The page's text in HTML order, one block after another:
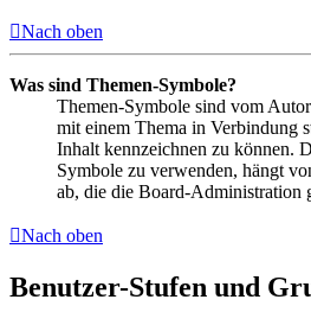
Nach oben
Was sind Themen-Symbole?
Themen-Symbole sind vom
mit einem Thema in Verbindung
Inhalt kennzeichnen zu können.
Symbole zu verwenden, hängt
ab, die die Board-Administration
Nach oben
Benutzer-Stufen und